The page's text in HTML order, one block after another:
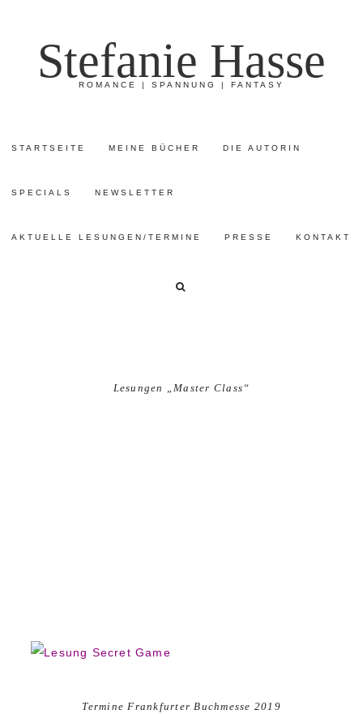
Stefanie Hasse
ROMANCE | SPANNUNG | FANTASY
STARTSEITE MEINE BÜCHER DIE AUTORIN
SPECIALS NEWSLETTER
AKTUELLE LESUNGEN/TERMINE PRESSE KONTAKT
Lesungen „Master Class“
Termine Frankfurter Buchmesse 2019